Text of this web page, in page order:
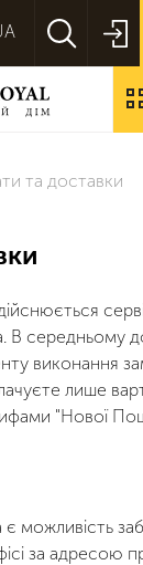
та доставки
В середньому
виконання
лише
"Нової
можливість
за адресою